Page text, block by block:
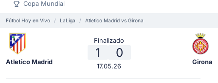
Copa Mundial
Fútbol Hoy en Vivo LaLiga Atletico Madrid vs Girona
Atletico Madrid
Finalizado
1 0
17.05.26
Girona